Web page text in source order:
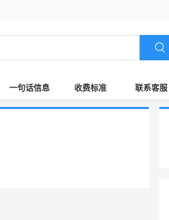
一句话信息 收费标准 联系客服